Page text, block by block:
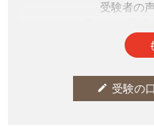
受験者の
edit 受験の